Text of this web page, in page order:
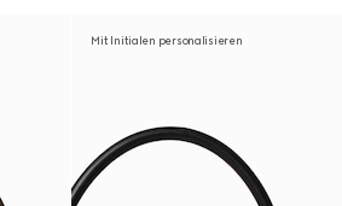
Mit Initialen personalisieren